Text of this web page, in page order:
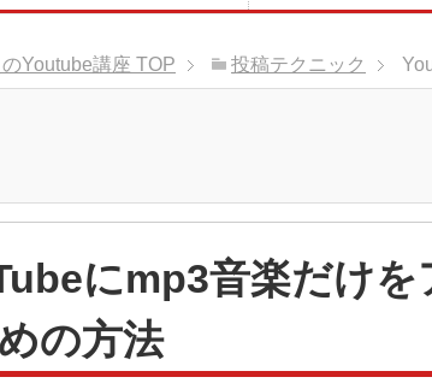
Youtube講座 TOP 投稿テクニック
にmp3音楽だけ
の方法